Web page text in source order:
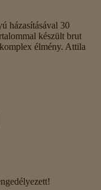
házasításával 30
készült brut
élmény. Attila